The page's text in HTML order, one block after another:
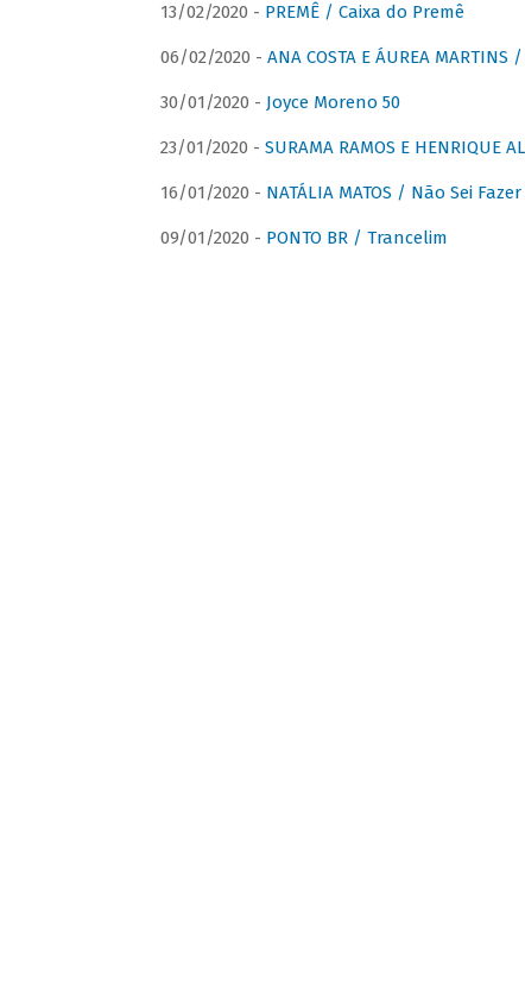
13/02/2020 - PREMÊ / Caixa do Premê
06/02/2020 - ANA COSTA E ÁUREA
30/01/2020 - Joyce Moreno 50
23/01/2020 - SURAMA RAMOS E HENRIQUE
16/01/2020 - NATÁLIA MATOS / Não Sei
09/01/2020 - PONTO BR / Trancelim